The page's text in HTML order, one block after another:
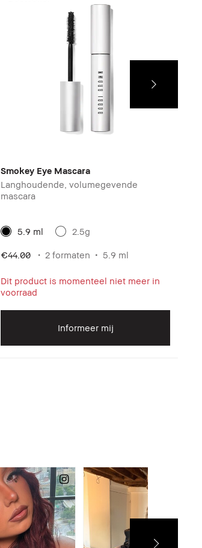
Smokey Eye Mascara
Langhoudende, volumegevende
mascara
5.9 ml 2.5g
€44.00 2 formaten 5.9 ml
Dit product is momenteel niet meer in
voorraad
Informeer mij